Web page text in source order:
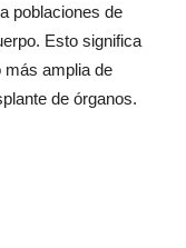
poblaciones de
Esto significa
más amplia de
de órganos.